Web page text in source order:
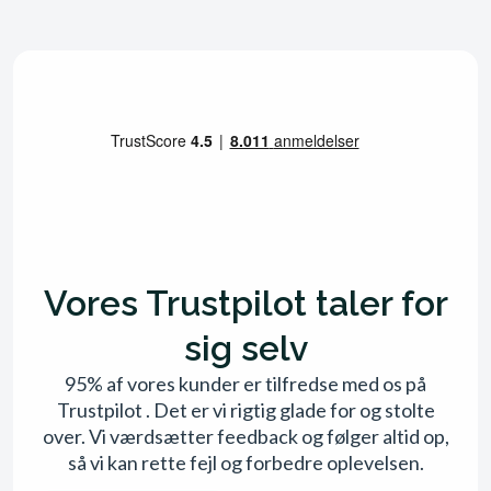
Vores Trustpilot taler for
sig selv
95% af vores kunder er tilfredse med os på
Trustpilot . Det er vi rigtig glade for og stolte
over. Vi værdsætter feedback og følger altid op,
så vi kan rette fejl og forbedre oplevelsen.